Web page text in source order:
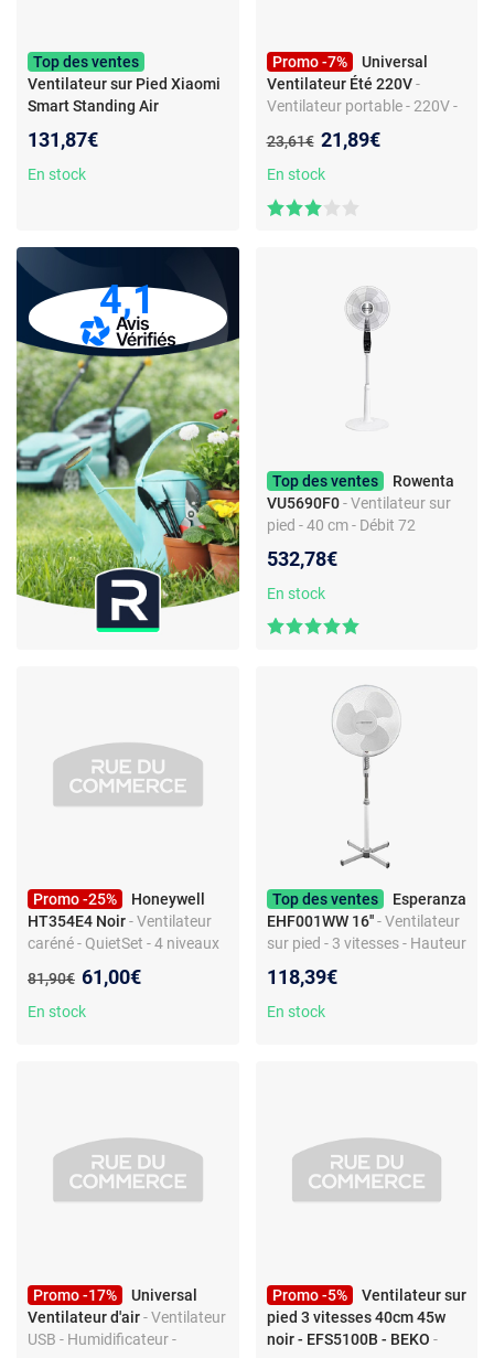
Top des ventes
Ventilateur sur Pied Xiaomi
Smart Standing Air
131,87€
En stock
Promo -7%
Universal
Ventilateur Été 220V -
Ventilateur portable - 220V -
Ultra-silencieux
Ancien prix :
23,61€ Nouveau prix :
21,89€
En stock
4,1
Top des ventes
Rowenta
VU5690F0 - Ventilateur sur
pied - 40 cm - Débit 72
vitesses
532,78€
En stock
Promo -25%
Honeywell
HT354E4 Noir- Ventilateur
caréné - QuietSet - 4 niveaux
Ancien prix :
81,90€ Nouveau prix :
61,00€
En stock
Top des ventes
Esperanza
EHF001WW 16'' - Ventilateur
sur pied - 3 vitesses - Hauteur
118,39€
En stock
Promo -17%
Universal
Ventilateur d'air- Ventilateur
USB - Humidificateur -
Promo -5%
Ventilateur sur
pied 3 vitesses 40cm 45w
noir - EFS5100B - BEKO -